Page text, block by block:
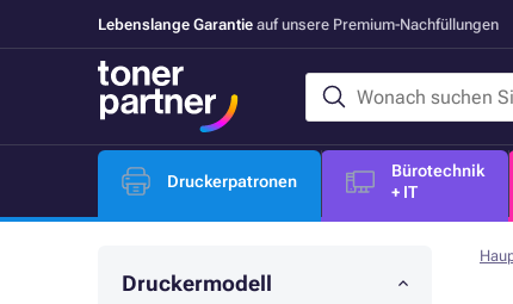
Lebenslange Garantie auf unsere Premium-Nachfüllungen
Druckerpatronen
Bürotechnik
+ IT
Druckermodell